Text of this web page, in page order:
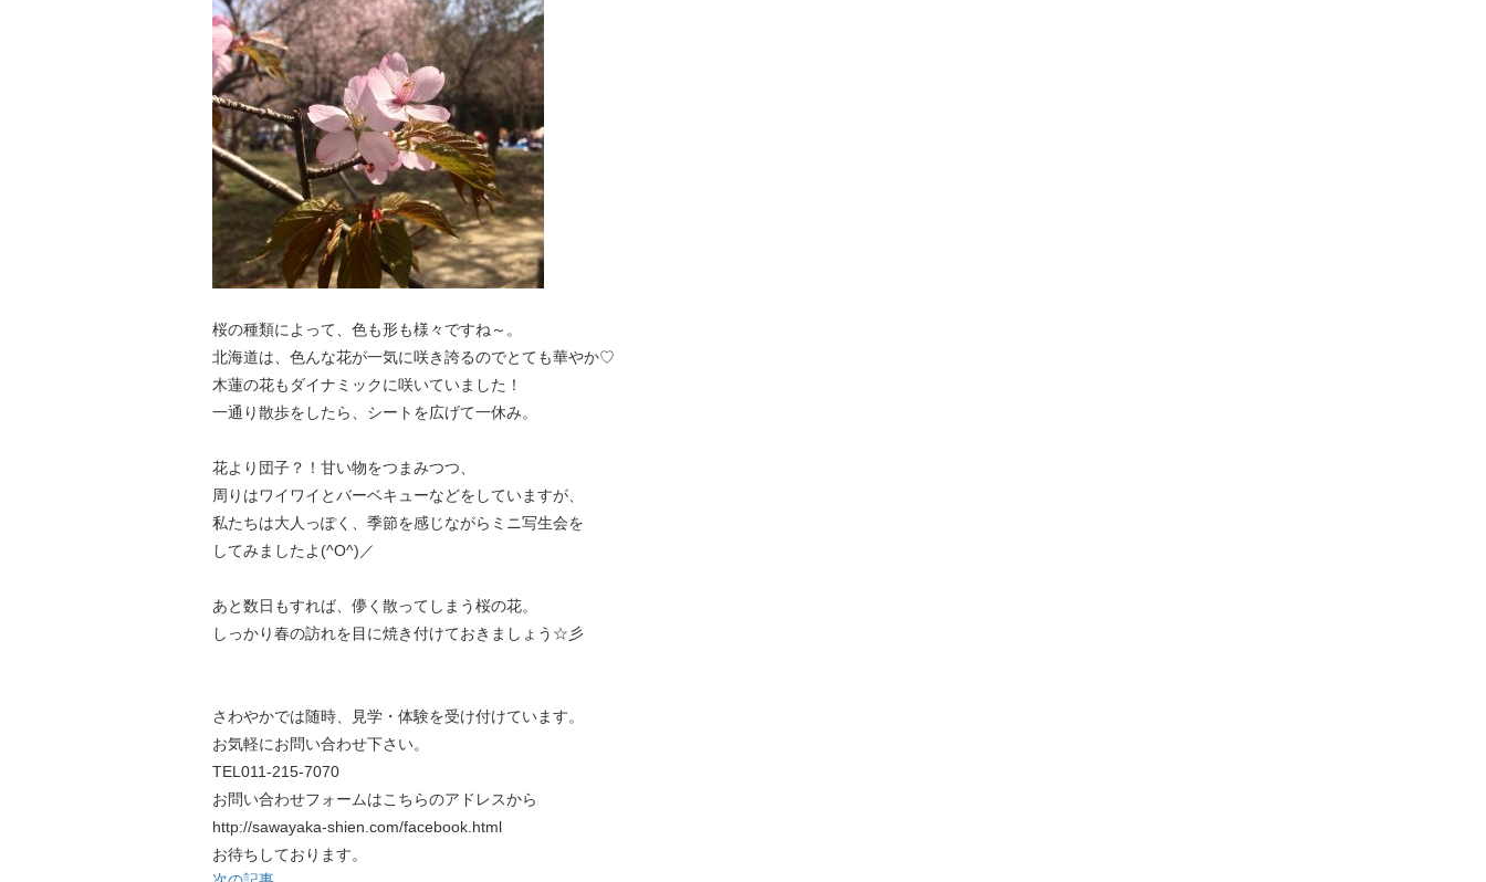
桜の種類によって、色も形も様々ですね～。
北海道は、色んな花が一気に咲き誇るのでとても華やか♡
木蓮の花もダイナミックに咲いていました！
一通り散歩をしたら、シートを広げて一休み。
花より団子？！甘い物をつまみつつ、
周りはワイワイとバーベキューなどをしていますが、
私たちは大人っぽく、季節を感じながらミニ写生会を
してみましたよ(^O^)／
あと数日もすれば、儚く散ってしまう桜の花。
しっかり春の訪れを目に焼き付けておきましょう☆彡
さわやかでは随時、見学・体験を受け付けています。
お気軽にお問い合わせ下さい。
TEL011-215-7070
お問い合わせフォームはこちらのアドレスから
http://sawayaka-shien.com/facebook.html
お待ちしております。